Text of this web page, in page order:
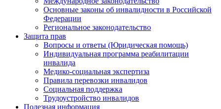
Основные законы об инвалидности в Российской
Федерации
Региональное законодательство
Защита прав
Вопросы и ответы (Юридическая помощь)
Индивидуальная программа реабилитации
инвалида
Медико-социальная экспертиза
Правила перевозки инвалидов
Социальная поддержка
Трудоустройство инвалидов
Полезная информация